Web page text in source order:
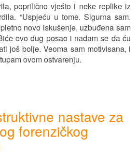
poprilično vješto i neke replike iz
“Uspjeću u tome. Sigurna sam.
novo iskušenje, uzbuđena sam
ovo dug posao i nadam se da ću
još bolje. Veoma sam motivisana, i
ovom ostvarenju.
nastave za
forenzičkog